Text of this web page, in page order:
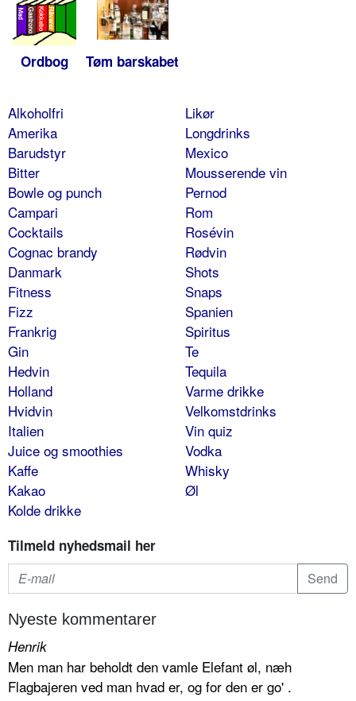
Ordbog Tøm barskabet
Alkoholfri
Amerika
Barudstyr
Bitter
Bowle og punch
Campari
Cocktails
Cognac brandy
Danmark
Fitness
Fizz
Frankrig
Gin
Hedvin
Holland
Hvidvin
Italien
Juice og smoothies
Kaffe
Kakao
Kolde drikke
Likør
Longdrinks
Mexico
Mousserende vin
Pernod
Rom
Rosévin
Rødvin
Shots
Snaps
Spanien
Spiritus
Te
Tequila
Varme drikke
Velkomstdrinks
Vin quiz
Vodka
Whisky
Øl
Tilmeld nyhedsmail her
Nyeste kommentarer
Henrik
Men man har beholdt den vamle Elefant øl, næh
Flagbajeren ved man hvad er, og for den er go' .